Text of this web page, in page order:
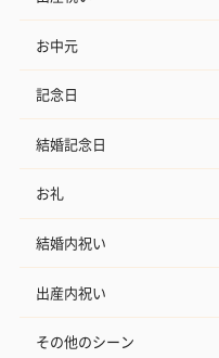
お中元
記念日
結婚記念日
お礼
結婚内祝い
出産内祝い
その他のシーン